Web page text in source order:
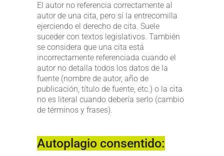
El autor no referencia correctamente al
autor de una cita, pero sí la entrecomilla
ejerciendo el derecho de cita. Suele
suceder con textos legislativos. También
se considera que una cita está
incorrectamente referenciada cuando el
autor no detalla todos los datos de la
fuente (nombre de autor, año de
publicación, título de fuente, etc.) o la cita
no es literal cuando debería serlo (cambio
de términos y frases).
Autoplagio consentido: